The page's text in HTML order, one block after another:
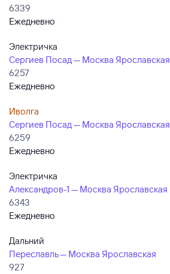
6339
Ежедневно
Электричка
Сергиев Посад — Москва Ярославская
6257
Ежедневно
Иволга
Сергиев Посад — Москва Ярославская
6259
Ежедневно
Электричка
Александров-1 — Москва Ярославская
6343
Ежедневно
Дальний
Переславль — Москва Ярославская
927